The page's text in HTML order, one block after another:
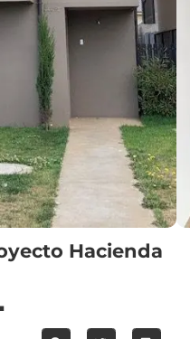
Hacienda